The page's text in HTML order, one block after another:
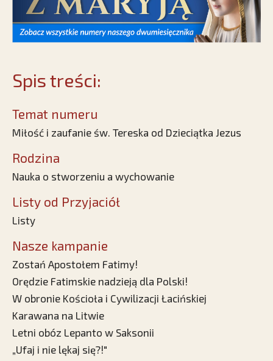
Spis treści:
Temat numeru
Miłość i zaufanie św. Tereska od Dzieciątka Jezus
Rodzina
Nauka o stworzeniu a wychowanie
Listy od Przyjaciół
Listy
Nasze kampanie
Zostań Apostołem Fatimy!
Orędzie Fatimskie nadzieją dla Polski!
W obronie Kościoła i Cywilizacji Łacińskiej
Karawana na Litwie
Letni obóz Lepanto w Saksonii
„Ufaj i nie lękaj się?!"